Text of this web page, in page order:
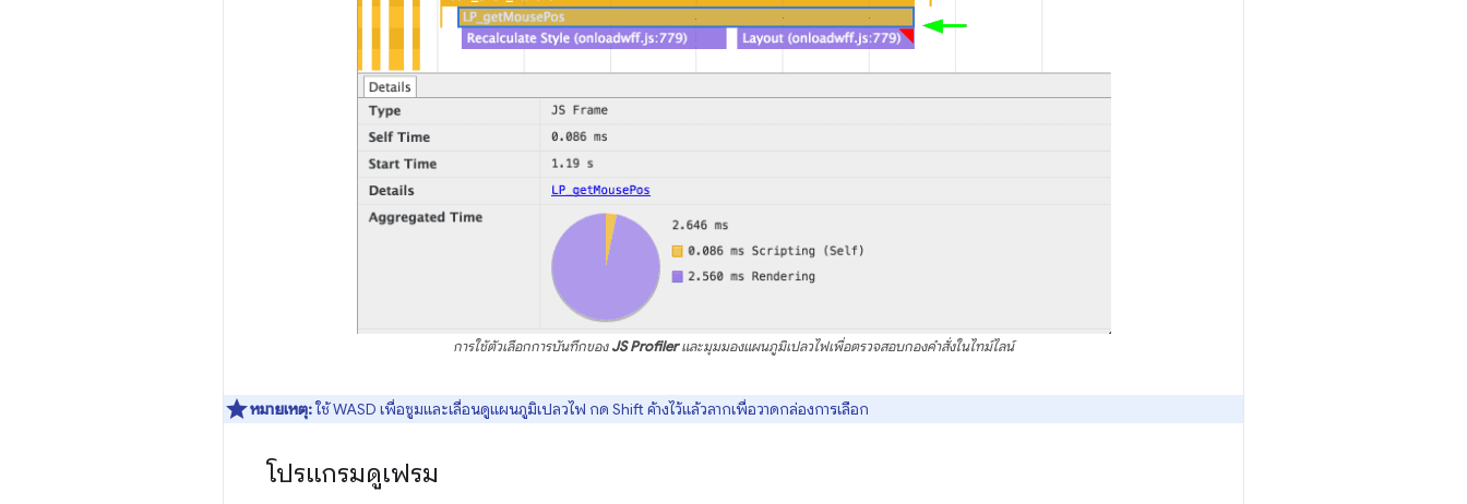
การใช้ตัวเลือกการบันทึกของJS Profilerและมุมมองแผนภูมิเปลวไฟเพื่อตรวจสอบกองคําสั่งในไทม์ไลน์
หมายเหตุ:ใช้ WASD เพื่อซูมและเลื่อนดูแผนภูมิเปลวไฟ กด Shift ค้างไว้แล้วลากเพื่อวาดกล่องการเลือก
โปรแกรมดูเฟรม